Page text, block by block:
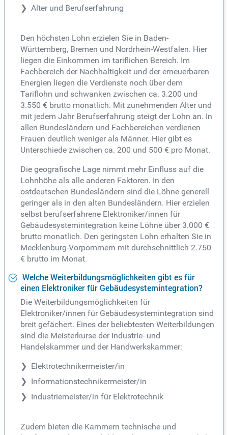
Alter und Berufserfahrung
Den höchsten Lohn erzielen Sie in Baden-
Württemberg, Bremen und Nordrhein-Westfalen. Hier
liegen die Einkommen im tariflichen Bereich. Im
Fachbereich der Nachhaltigkeit und der erneuerbaren
Energien liegen die Verdienste noch über dem
Tariflohn und schwanken zwischen ca. 3.200 und
3.550 € brutto monatlich. Mit zunehmenden Alter und
mit jedem Jahr Berufserfahrung steigt der Lohn an. In
allen Bundesländern und Fachbereichen verdienen
Frauen deutlich weniger als Männer. Hier gibt es
Unterschiede zwischen ca. 200 und 500 € pro Monat.
Die geografische Lage nimmt mehr Einfluss auf die
Lohnhöhe als alle anderen Faktoren. In den
ostdeutschen Bundesländern sind die Löhne generell
geringer als in den alten Bundesländern. Hier erzielen
selbst berufserfahrene Elektroniker/innen für
Gebäudesystemintegration keine Löhne über 3.000 €
brutto monatlich. Den geringsten Lohn erhalten Sie in
Mecklenburg-Vorpommern mit durchschnittlich 2.750
€ brutto im Monat.
Welche Weiterbildungsmöglichkeiten gibt es für
einen Elektroniker für Gebäudesystemintegration?
Die Weiterbildungsmöglichkeiten für
Elektroniker/innen für Gebäudesystemintegration sind
breit gefächert. Eines der beliebtesten Weiterbildungen
sind die Meisterkurse der Industrie- und
Handelskammer und der Handwerkskammer:
Elektrotechnikermeister/in
Informationstechnikermeister/in
Industriemeister/in für Elektrotechnik
Zudem bieten die Kammern technische und